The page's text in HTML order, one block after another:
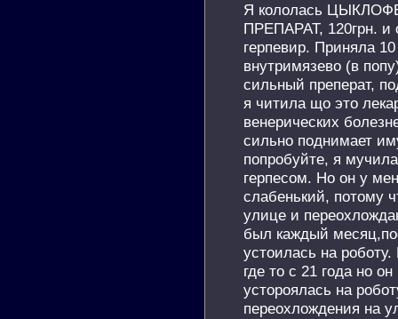
Я кололась
ПРЕПАРАТ, 120грн. и
герпевир. Приняла
внутримязево (в
сильный преперат,
я читила що это
венерических
сильно поднимает
попробуйте, я
герпесом. Но он у
слабенький, потому
улице и
был каждый
устоилась на
где то с 21 года но
устороялась на
переохлождения на